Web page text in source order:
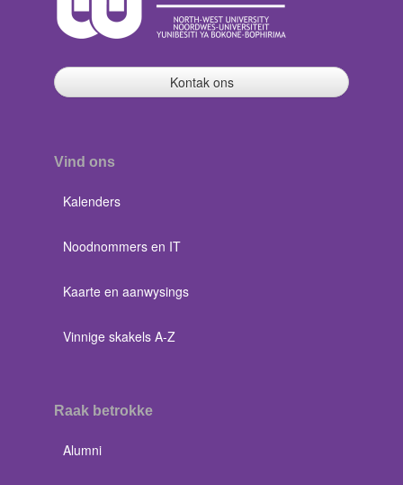
Kontak ons
Vind ons
Kalenders
Noodnommers en IT
Kaarte en aanwysings
Vinnige skakels A-Z
Raak betrokke
Alumni